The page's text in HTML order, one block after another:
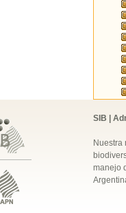
SIB |
Nuestra
manejo